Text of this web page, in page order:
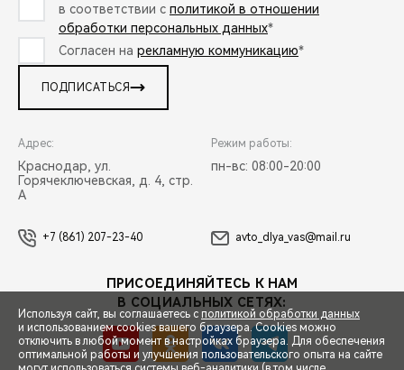
в соответствии с политикой в отношении
обработки персональных данных*
Согласен на рекламную коммуникацию*
ПОДПИСАТЬСЯ
Адрес:
Краснодар, ул.
Горячеключевская, д. 4, стр.
А
Режим работы:
пн-вс: 08:00-20:00
+7 (861) 207-23-40 avto_dlya_vas@mail.ru
ПРИСОЕДИНЯЙТЕСЬ К НАМ
В СОЦИАЛЬНЫХ СЕТЯХ:
Используя сайт, вы соглашаетесь с политикой обработки данных
и использованием cookies вашего браузера. Cookies можно
отключить в любой момент в настройках браузера. Для обеспечения
оптимальной работы и улучшения пользовательского опыта на сайте